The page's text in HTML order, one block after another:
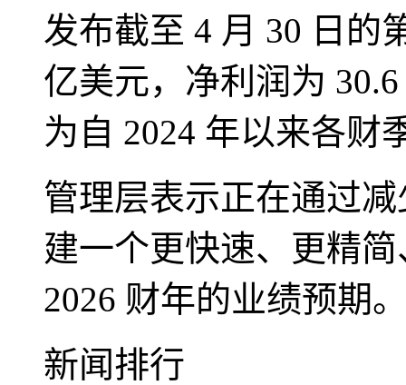
发布截至 4 月 30 日的
亿美元，净利润为
为自 2024 年以来各财
管理层表示正在通过
建一个更快速、更精
2026 财年的业绩预期
新闻排行